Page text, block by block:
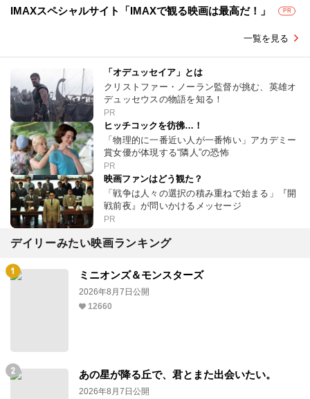
IMAXスペシャルサイト「IMAXで観る映画は最高だ！」 PR
一覧を見る
「オデュッセイア」とは
クリストファー・ノーラン監督が挑む、英雄オ
デュッセウスの物語を知る！
PR
ヒッチコックを彷彿…！
「物理的に一番近い人が一番怖い」アカデミー
賞女優が体現する“隣人”の恐怖
PR
映画ファンはどう観た？
「戦争は人々の選択の積み重ねで始まる」『開
戦前夜』が問いかけるメッセージ
PR
デイリーみたい映画ランキング
ミニオンズ＆モンスターズ
2026年8月7日公開
12660
あの星が降る丘で、君とまた出会いたい。
2026年8月7日公開